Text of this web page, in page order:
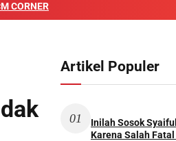
CORNER
Artikel Populer
01
Inilah Sosok
Karena Salah